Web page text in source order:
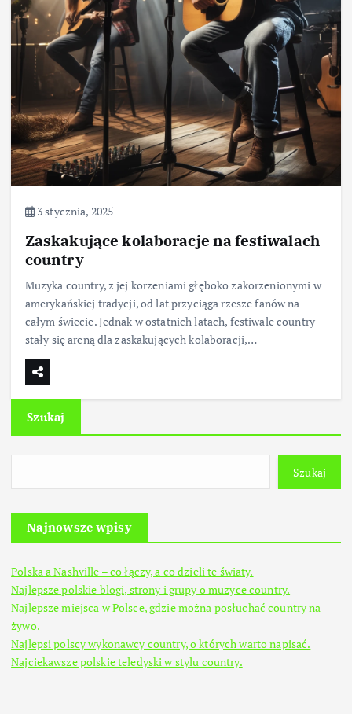
3 stycznia, 2025
Zaskakujące kolaboracje na festiwalach
country
Muzyka country, z jej korzeniami głęboko zakorzenionymi w
amerykańskiej tradycji, od lat przyciąga rzesze fanów na
całym świecie. Jednak w ostatnich latach, festiwale country
stały się areną dla zaskakujących kolaboracji,…
Szukaj
Szukaj
Najnowsze wpisy
Polska a Nashville – co łączy, a co dzieli te światy.
Najlepsze polskie blogi, strony i grupy o muzyce country.
Najlepsze miejsca w Polsce, gdzie można posłuchać country na
żywo.
Najlepsi polscy wykonawcy country, o których warto napisać.
Najciekawsze polskie teledyski w stylu country.